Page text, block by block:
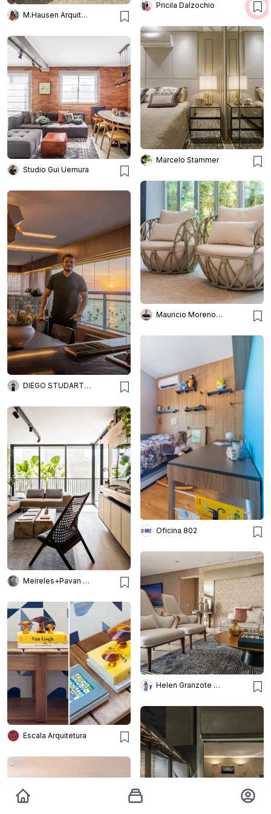
M.Hausen Arquitetura
Pricila Dalzochio
Marcelo Stammer
Studio Gui Uemura
Mauricio Moreno Fotografia
DIEGO STUDART ARQUITETURA
Oficina 802
Meireles+Pavan Arquitetura
Helen Granzote Arquitetura e Interiores
Escala Arquitetura